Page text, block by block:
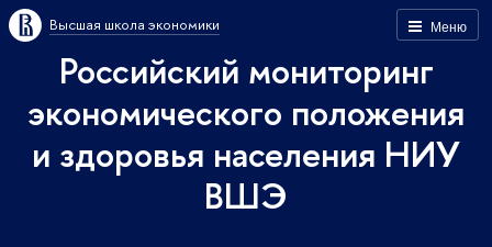
Меню
Высшая школа экономики
Российский мониторинг
экономического положения
и здоровья населения НИУ
ВШЭ